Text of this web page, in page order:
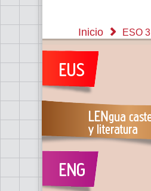
Inicio ESO 3